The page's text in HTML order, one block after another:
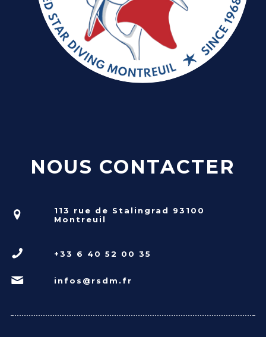
NOUS CONTACTER
113 rue de Stalingrad 93100
Montreuil
+33 6 40 52 00 35
infos@rsdm.fr